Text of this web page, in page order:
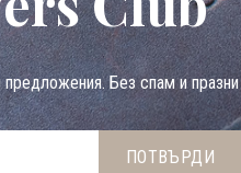
Без спам и празни